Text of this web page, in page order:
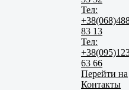
Тел:
83 13
Тел:
63 66
Перейти на
Контакты